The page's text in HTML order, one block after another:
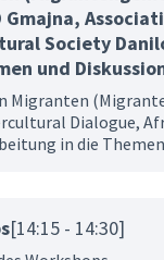
Society
und
Migranten
Dialogue,
in die
[14:15 - 14:30]